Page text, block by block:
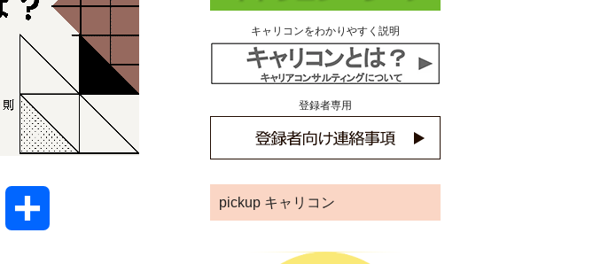
Pocket
キャリコンをわかりやすく説明
登録者専用
pickup キャリコン